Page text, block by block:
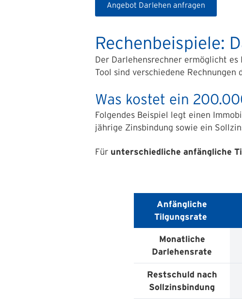
Angebot Darlehen anfragen
Rechenbeispiele:
Der Darlehensrechner ermöglicht
Tool sind verschiedene Rechnungen
Was kostet ein
Folgendes Beispiel legt einen
jährige Zinsbindung sowie ein
Für unterschiedliche anfängliche
Anfängliche
Tilgungsrate
Monatliche
Darlehensrate
Restschuld nach
Sollzinsbindung